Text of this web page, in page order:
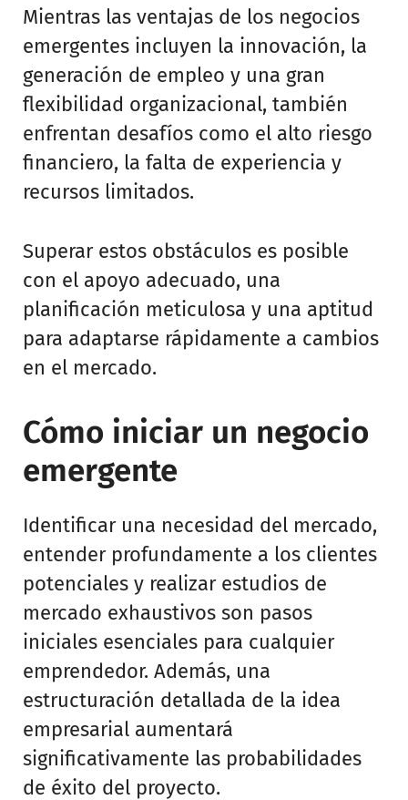
Mientras las ventajas de los negocios
emergentes incluyen la innovación, la
generación de empleo y una gran
flexibilidad organizacional, también
enfrentan desafíos como el alto riesgo
financiero, la falta de experiencia y
recursos limitados.
Superar estos obstáculos es posible
con el apoyo adecuado, una
planificación meticulosa y una aptitud
para adaptarse rápidamente a cambios
en el mercado.
Cómo iniciar un negocio
emergente
Identificar una necesidad del mercado,
entender profundamente a los clientes
potenciales y realizar estudios de
mercado exhaustivos son pasos
iniciales esenciales para cualquier
emprendedor. Además, una
estructuración detallada de la idea
empresarial aumentará
significativamente las probabilidades
de éxito del proyecto.